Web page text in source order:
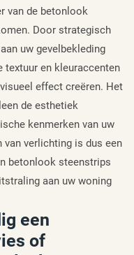
van de betonlook
Door strategisch
uw gevelbekleding
en kleuraccenten
effect creëren. Het
de esthetiek
kenmerken van uw
van verlichting is dus een
betonlook steenstrips
aan uw woning
een
of